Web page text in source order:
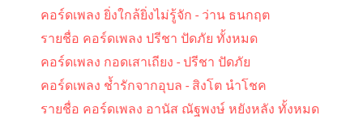
คอร์ดเพลง นางสาวขนุน - สันติภาพ
คอร์ดเพลง ยิ่งใกล้ยิ่งไม่รู้จัก - ว่าน ธนกฤต
รายชื่อ คอร์ดเพลง ปรีชา ปัดภัย ทั้งหมด
คอร์ดเพลง กอดเสาเถียง - ปรีชา ปัดภัย
คอร์ดเพลง ช้ำรักจากอุบล - สิงโต นำโชค
รายชื่อ คอร์ดเพลง อานัส ณัฐพงษ์ หยังหลัง ทั้งหมด